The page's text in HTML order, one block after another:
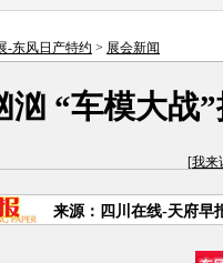
-东风日产特约 > 展会新闻
汹 “车模大战
[我来
来源：四川在线-天府早